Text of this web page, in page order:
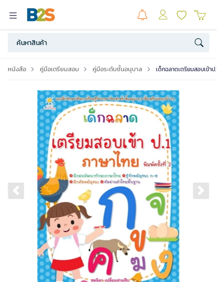
หนังสือ คู่มือเตรียมสอบ คู่มือระดับชั้นอนุบาล เด็กฉลาดเตรียมสอบเข้าป
Previous slide